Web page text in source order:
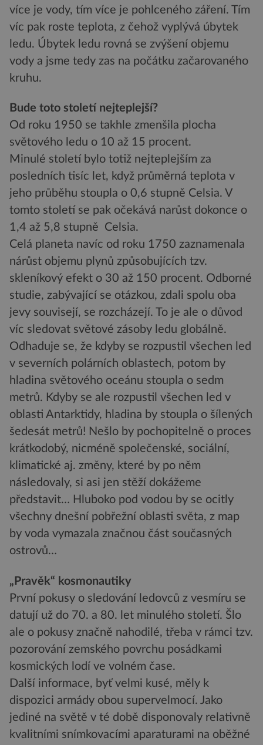
více je vody, tím více je pohlceného záření. Tím
víc pak roste teplota, z čehož vyplývá úbytek
ledu. Úbytek ledu rovná se zvýšení objemu
vody a jsme tedy zas na počátku začarovaného
kruhu.
Bude toto století nejteplejší?
Od roku 1950 se takhle zmenšila plocha
světového ledu o 10 až 15 procent.
Minulé století bylo totiž nejteplejším za
posledních tisíc let, když průměrná teplota v
jeho průběhu stoupla o 0,6 stupně Celsia. V
tomto století se pak očekává narůst dokonce o
1,4 až 5,8 stupně Celsia.
Celá planeta navíc od roku 1750 zaznamenala
nárůst objemu plynů způsobujících tzv.
skleníkový efekt o 30 až 150 procent. Odborné
studie, zabývající se otázkou, zdali spolu oba
jevy souvisejí, se rozcházejí. To je ale o důvod
víc sledovat světové zásoby ledu globálně.
Odhaduje se, že kdyby se rozpustil všechen led
v severních polárních oblastech, potom by
hladina světového oceánu stoupla o sedm
metrů. Kdyby se ale rozpustil všechen led v
oblasti Antarktidy, hladina by stoupla o šílených
šedesát metrů! Nešlo by pochopitelně o proces
krátkodobý, nicméně společenské, sociální,
klimatické aj. změny, které by po něm
následovaly, si asi jen stěží dokážeme
představit… Hluboko pod vodou by se ocitly
všechny dnešní pobřežní oblasti světa, z map
by voda vymazala značnou část současných
ostrovů…
„Pravěk“ kosmonautiky
První pokusy o sledování ledovců z vesmíru se
datují už do 70. a 80. let minulého století. Šlo
ale o pokusy značně nahodilé, třeba v rámci tzv.
pozorování zemského povrchu posádkami
kosmických lodí ve volném čase.
Další informace, byť velmi kusé, měly k
dispozici armády obou supervelmocí. Jako
jediné na světě v té době disponovaly relativně
kvalitními snímkovacími aparaturami na oběžné